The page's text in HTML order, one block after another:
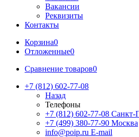
Вакансии
Реквизиты
Контакты
Корзина0
Отложенные0
Сравнение товаров0
+7 (812) 602-77-08
Назад
Телефоны
+7 (812) 602-77-08 Санкт-
+7 (499) 380-77-90 Москва
info@poip.ru E-mail